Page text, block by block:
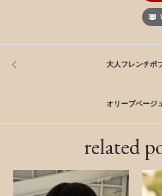
大人フレンチボ
オリーブベージ
related